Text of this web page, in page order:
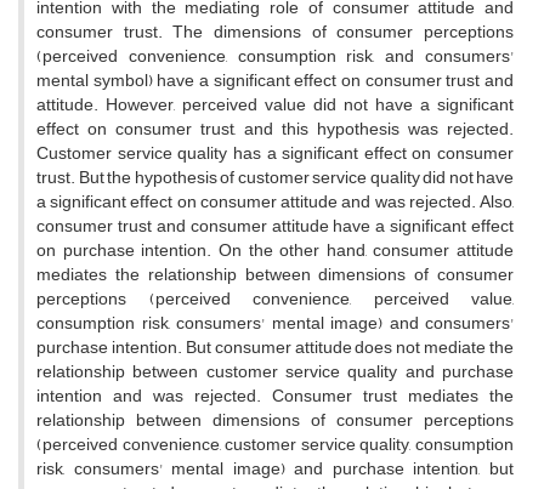
intention with the mediating role of consumer attitude and
consumer trust. The dimensions of consumer perceptions
(perceived convenience, consumption risk, and consumers'
mental symbol) have a significant effect on consumer trust and
attitude. However, perceived value did not have a significant
effect on consumer trust, and this hypothesis was rejected.
Customer service quality has a significant effect on consumer
trust. But the hypothesis of customer service quality did not have
a significant effect on consumer attitude and was rejected. Also,
consumer trust and consumer attitude have a significant effect
on purchase intention. On the other hand, consumer attitude
mediates the relationship between dimensions of consumer
perceptions (perceived convenience, perceived value,
consumption risk, consumers' mental image) and consumers'
purchase intention. But consumer attitude does not mediate the
relationship between customer service quality and purchase
intention and was rejected. Consumer trust mediates the
relationship between dimensions of consumer perceptions
(perceived convenience, customer service quality, consumption
risk, consumers' mental image) and purchase intention, but